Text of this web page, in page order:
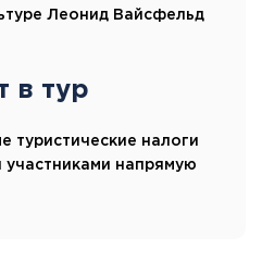
Леонид Вайсфельд
в тур
туристические налоги
участниками напрямую